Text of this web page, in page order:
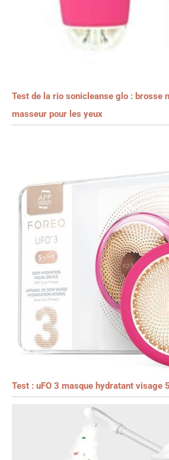
Test de la rio sonicleanse glo : brosse
masseur pour les yeux
Test : uFO 3 masque hydratant visage